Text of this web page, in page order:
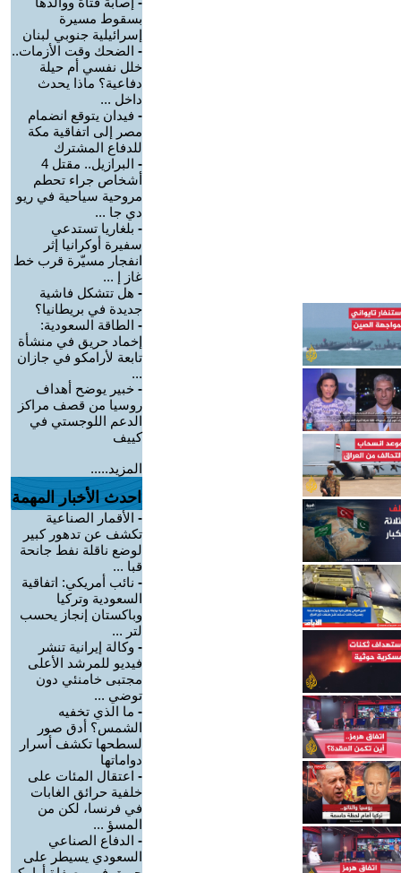
بسقوط مسيرة
إسرائيلية جنوبي لبنان
- الضحك وقت الأزمات..
خلل نفسي أم حيلة
دفاعية؟ ماذا يحدث
داخل ...
- فيدان يتوقع انضمام
مصر إلى اتفاقية مكة
للدفاع المشترك
-
البرازيل.. مقتل 4
أشخاص جراء تحطم
مروحية سياحية في ريو
دي جا ...
- بلغاريا تستدعي
سفيرة أوكرانيا إثر
انفجار مسيّرة قرب خط
غاز إ ...
- هل تتشكل فاشية
جديدة في بريطانيا؟
- الطاقة السعودية:
إخماد حريق في منشأة
تابعة لأرامكو في جازان
...
- خبير يوضح أهداف
روسيا من قصف مراكز
الدعم اللوجستي في
كييف
المزيد.....
احدث الأخبار المهمة
- الأقمار الصناعية
تكشف عن تدهور كبير
لوضع ناقلة نفط جانحة
قبا ...
- نائب أمريكي: اتفاقية
السعودية وتركيا
وباكستان إنجاز يحسب
لتر ...
- وكالة إيرانية تنشر
فيديو للمرشد الأعلى
مجتبى خامنئي دون
توضي ...
- ما الذي تخفيه
الشمس؟ أدق صور
لسطحها تكشف أسرار
دواماتها
- اعتقال المئات على
خلفية حرائق الغابات
في فرنسا، لكن من
المسؤ ...
- الدفاع الصناعي
السعودي يسيطر على